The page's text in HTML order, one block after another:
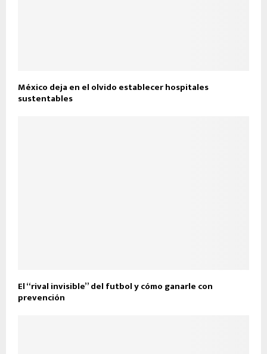
México deja en el olvido establecer hospitales
sustentables
El “rival invisible” del futbol y cómo ganarle con
prevención